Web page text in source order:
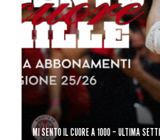
MI SENTO IL CUORE A 1000 – ULTIMA